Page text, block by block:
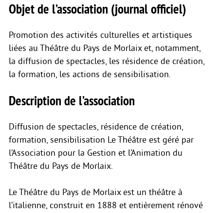
Objet de l’association (journal officiel)
Promotion des activités culturelles et artistiques
liées au Théâtre du Pays de Morlaix et, notamment,
la diffusion de spectacles, les résidence de création,
la formation, les actions de sensibilisation.
Description de l’association
Diffusion de spectacles, résidence de création,
formation, sensibilisation Le Théâtre est géré par
l’Association pour la Gestion et l’Animation du
Théâtre du Pays de Morlaix.
Le Théâtre du Pays de Morlaix est un théâtre à
l’italienne, construit en 1888 et entièrement rénové